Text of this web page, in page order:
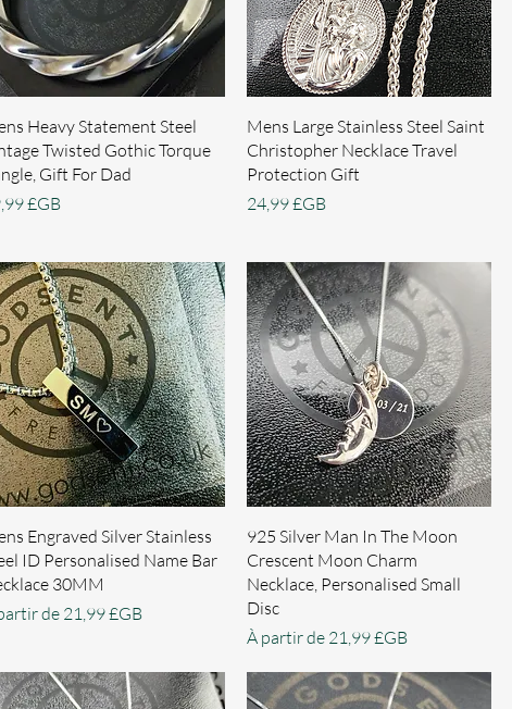
Aperçu rapide
Heavy Statement Steel
Twisted Gothic Torque
Gift For Dad
£GB
Aperçu rapide
Mens Large Stainless Steel Saint
Christopher Necklace Travel
Protection Gift
Prix
24,99 £GB
Aperçu rapide
Engraved Silver Stainless
ID Personalised Name Bar
30MM
de21,99 £GB
promotionnel
Aperçu rapide
925 Silver Man In The Moon
Crescent Moon Charm
Necklace, Personalised Small
Disc
À partir de 21,99 £GB
Prix promotionnel